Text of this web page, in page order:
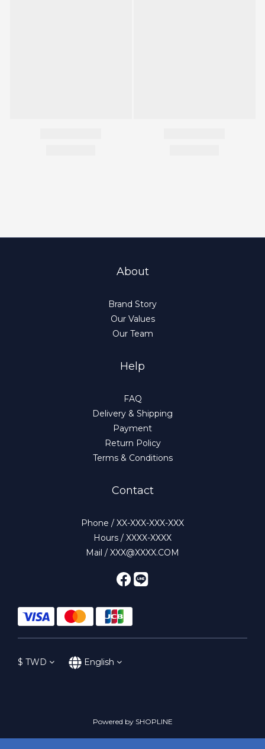
About
Brand Story
Our Values
Our Team
Help
FAQ
Delivery & Shipping
Payment
Return Policy
Terms & Conditions
Contact
Phone / XX-XXX-XXX-XXX
Hours / XXXX-XXXX
Mail / XXX@XXXX.COM
$ TWD English
Powered by SHOPLINE